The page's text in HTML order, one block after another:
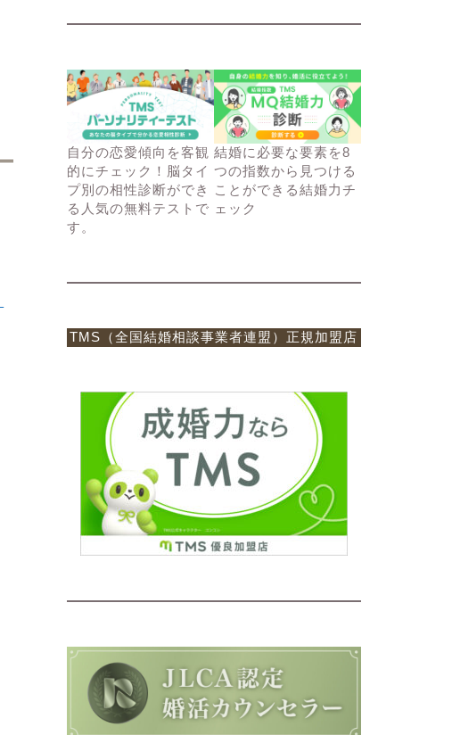
自分の恋愛傾向を客観
的にチェック！脳タイ
プ別の相性診断ができ
る人気の無料テストで
す。
結婚に必要な要素を8
つの指数から見つける
ことができる結婚力チ
ェック
TMS（全国結婚相談事業者連盟）正規加盟店